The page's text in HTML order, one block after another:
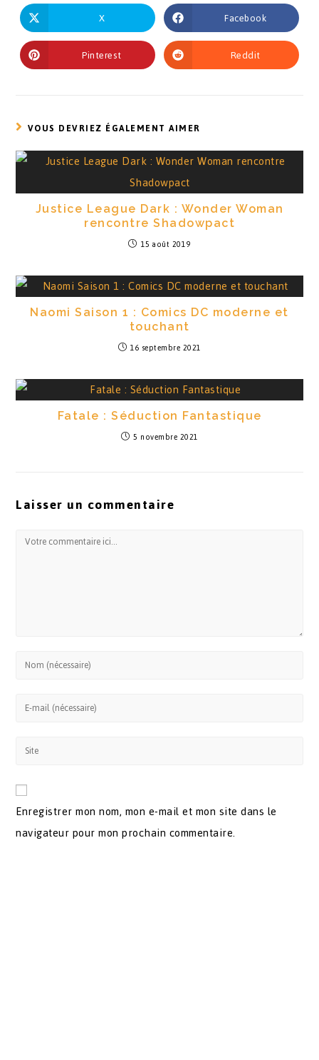
X Facebook
Pinterest Reddit
VOUS DEVRIEZ ÉGALEMENT AIMER
Justice League Dark : Wonder Woman
rencontre Shadowpact
15 août 2019
Naomi Saison 1 : Comics DC moderne et
touchant
16 septembre 2021
Fatale : Séduction Fantastique
5 novembre 2021
Laisser un commentaire
Enregistrer mon nom, mon e-mail et mon site dans le
navigateur pour mon prochain commentaire.